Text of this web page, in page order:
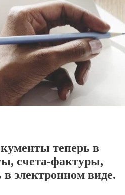
теперь в
счета-фактуры,
в электронном виде.